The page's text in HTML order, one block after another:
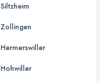
Siltzheim
Zollingen
Hermerswiller
Hohwiller